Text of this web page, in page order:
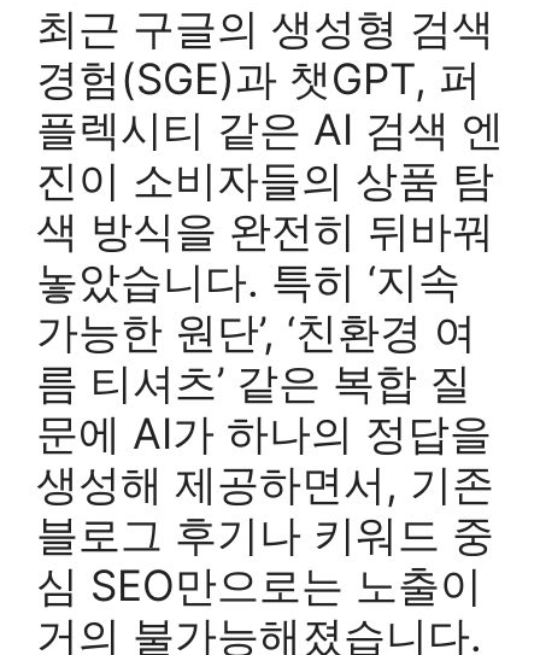
최근 구글의 생성형 검색
경험(SGE)과 챗GPT, 퍼
플렉시티 같은 AI 검색 엔
진이 소비자들의 상품 탐
색 방식을 완전히 뒤바꿔
놓았습니다. 특히 ‘지속
가능한 원단’, ‘친환경 여
름 티셔츠’ 같은 복합 질
문에 AI가 하나의 정답을
생성해 제공하면서, 기존
블로그 후기나 키워드 중
심 SEO만으로는 노출이
거의 불가능해졌습니다.